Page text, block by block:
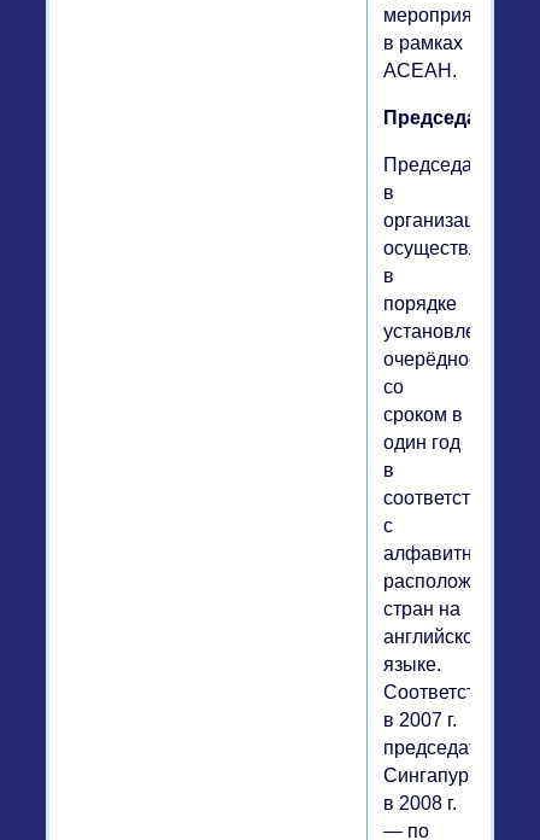
мероприятий
в рамках
АСЕАН.
в
организации
осуществляется
в
порядке
установленной
очерёдности
со
сроком в
один год
в
соответствии
с
алфавитным
расположением
стран на
английском
языке.
Соответственно,
в 2007 г.
Сингапур,
в 2008 г.
— по